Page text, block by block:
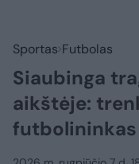
Sportas Futbolas
Siaubinga
aikštėje:
futbolininkas